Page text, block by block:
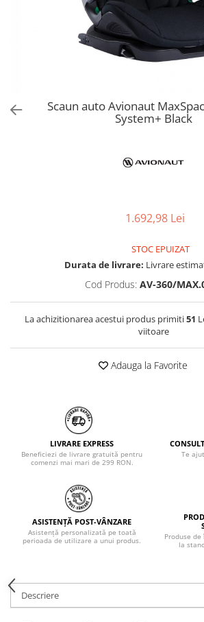
Consultanta Instalare
Jucarii de Sortare
Jucarii din plus
PAPUSI
Scaun auto Avionaut
System+ Black
1.692,98 Lei
STOC EPUIZAT
Durata de livrare: Livrare
Cod Produs: AV-360/
La achizitionarea acestui produs primiti51
viitoare
Adauga la Favorite
LIVRARE EXPRESS
Beneficiezi de livrare gratuită pentru
comenzi mai mari de 299 RON.
Te
ASISTENȚĂ POST-VÂNZARE
Asistență personalizată pe toată
perioada de utilizare a unui produs.
Produse
la
Descriere